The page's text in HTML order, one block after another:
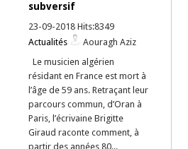
subversif
23-09-2018 Hits:8349
Actualités
Aouragh Aziz
Le musicien algérien
résidant en France est mort à
l’âge de 59 ans. Retraçant leur
parcours commun, d’Oran à
Paris, l’écrivaine Brigitte
Giraud raconte comment, à
partir des années 80...